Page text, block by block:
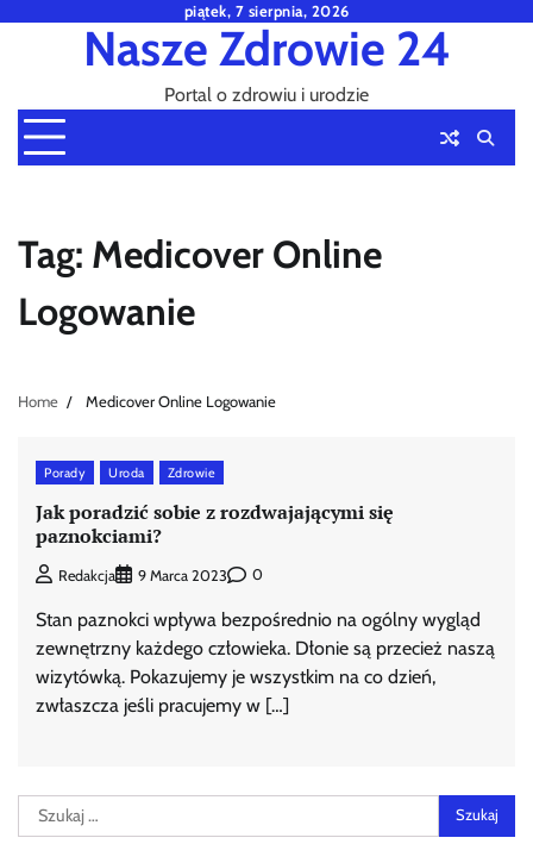
piątek, 7 sierpnia, 2026
Nasze Zdrowie 24
Portal o zdrowiu i urodzie
Tag: Medicover Online
Logowanie
Home Medicover Online Logowanie
Porady Uroda Zdrowie
Jak poradzić sobie z rozdwajającymi się
paznokciami?
Redakcja 9 Marca 2023 0
Stan paznokci wpływa bezpośrednio na ogólny wygląd
zewnętrzny każdego człowieka. Dłonie są przecież naszą
wizytówką. Pokazujemy je wszystkim na co dzień,
zwłaszcza jeśli pracujemy w […]
Szukaj: